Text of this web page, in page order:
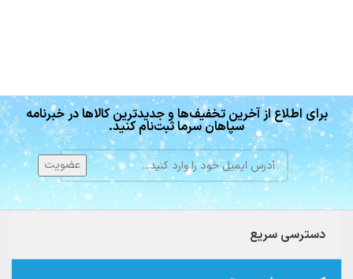
برای اطلاع از آخرین تخفیف‌ها و جدیدترین کالاها در خبرنامه
سپاهان سرما ثبت‌نام کنید.
دسترسی سریع